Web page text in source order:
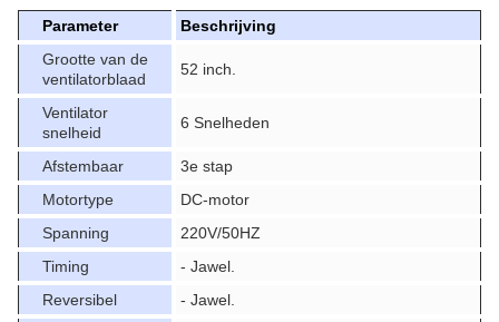
Parameter
Beschrijving
Grootte van de
ventilatorblaad
52 inch.
Ventilator
snelheid
6 Snelheden
Afstembaar
3e stap
Motortype
DC-motor
Spanning
220V/50HZ
Timing
- Jawel.
Reversibel
- Jawel.